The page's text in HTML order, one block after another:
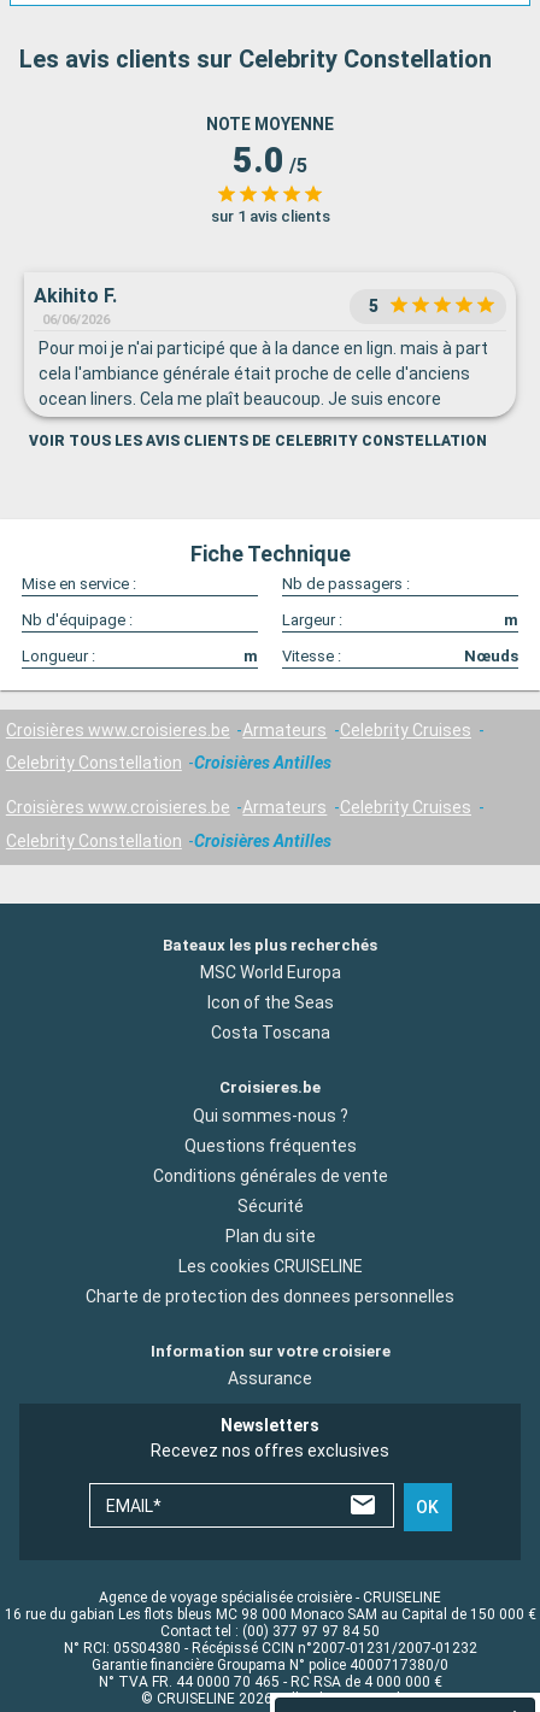
Les avis clients sur Celebrity Constellation
NOTE MOYENNE
5.0 /5
sur 1 avis clients
Akihito F.
06/06/2026
5
Pour moi je n'ai participé que à la dance en lign. mais à part
cela l'ambiance générale était proche de celle d'anciens
ocean liners. Cela me plaît beaucoup. Je suis encore
maintenant un fun de P&O Camberra
VOIR TOUS LES AVIS CLIENTS DE CELEBRITY CONSTELLATION
Fiche Technique
Mise en service :
Nb de passagers :
Nb d'équipage :
Largeur :
m
Longueur :
m Vitesse : Nœuds
Croisières www.croisieres.be Armateurs
Celebrity Cruises
Celebrity Constellation
Croisières Antilles
Croisières www.croisieres.be Armateurs
Celebrity Cruises
Celebrity Constellation
Croisières Antilles
Bateaux les plus recherchés
MSC World Europa
Icon of the Seas
Costa Toscana
Croisieres.be
Qui sommes-nous ?
Questions fréquentes
Conditions générales de vente
Sécurité
Plan du site
Les cookies CRUISELINE
Charte de protection des donnees personnelles
Information sur votre croisiere
Assurance
Newsletters
Recevez nos offres exclusives
EMAIL* OK
Agence de voyage spécialisée croisière - CRUISELINE
16 rue du gabian Les flots bleus MC 98 000 Monaco SAM au Capital de 150 000 €
Contact tel : (00) 377 97 97 84 50
N° RCI: 05S04380 - Récépissé CCIN n°2007-01231/2007-01232
Garantie financière Groupama N° police 4000717380/0
N° TVA FR. 44 0000 70 465 - RC RSA de 4 000 000 €
© CRUISELINE 2026 - all rights reserved